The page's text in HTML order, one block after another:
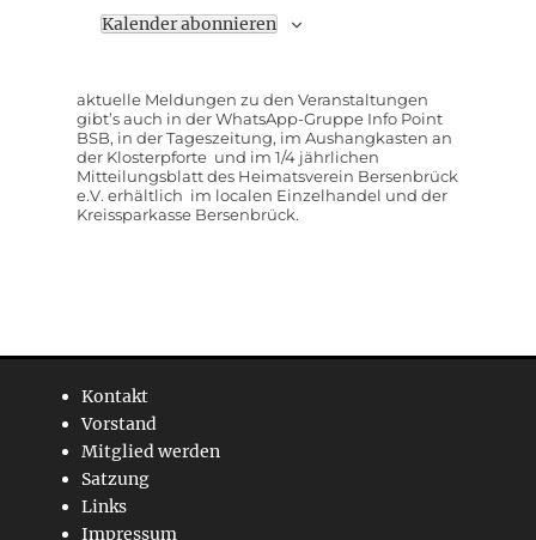
Kalender abonnieren
aktuelle Meldungen zu den Veranstaltungen
gibt’s auch in der WhatsApp-Gruppe Info Point
BSB, in der Tageszeitung, im Aushangkasten an
der Klosterpforte und im 1/4 jährlichen
Mitteilungsblatt des Heimatsverein Bersenbrück
e.V. erhältlich im localen Einzelhandel und der
Kreissparkasse Bersenbrück.
Kontakt
Vorstand
Mitglied werden
Satzung
Links
Impressum